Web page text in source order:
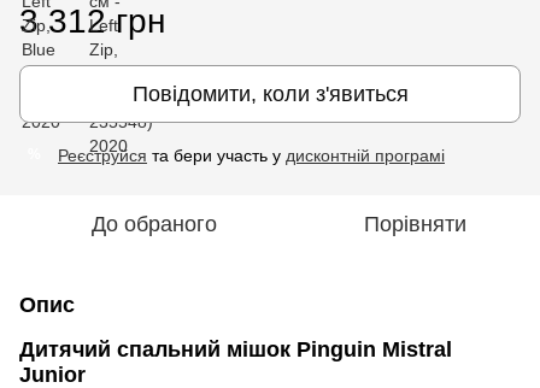
3 312 грн
Повідомити, коли з'явиться
Реєструйся та бери участь у дисконтній програмі
До обраного Порівняти
Опис
Дитячий спальний мішок Pinguin Mistral
Junior